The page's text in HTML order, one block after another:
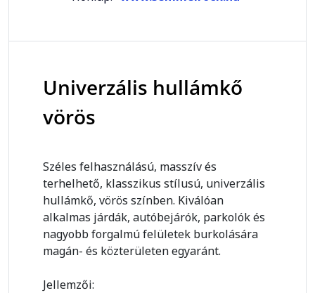
Univerzális hullámkő
vörös
Széles felhasználású, masszív és
terhelhető, klasszikus stílusú, univerzális
hullámkő, vörös színben. Kiválóan
alkalmas járdák, autóbejárók, parkolók és
nagyobb forgalmú felületek burkolására
magán- és közterületen egyaránt.
Jellemzői: